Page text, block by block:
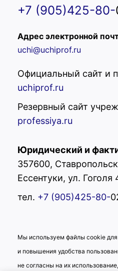
+7 (905)425-80-
Адрес электронной
uchi@uchiprof.ru
Официальный сайт и
uchiprof.ru
Резервный сайт
professiya.ru
Юридический и
357600,
Ессентуки, ул. Гоголя
тел. +7 (905)425-80-
Мы используем файлы cookie
и повышения удобства
не согласны на их